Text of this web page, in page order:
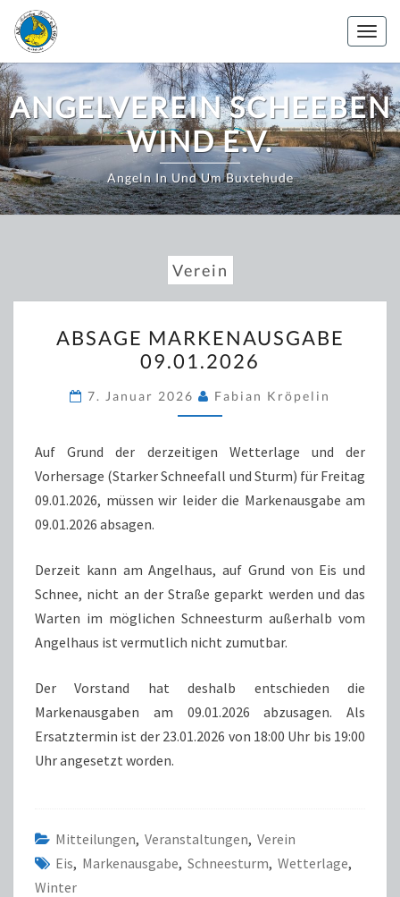
Zum
Inhalt
springen
ANGELVEREIN SCHEEBEN
WIND E.V.
Angeln In Und Um Buxtehude
Verein
MARKENAUSGABE
09.01.2026
ABSAGE MARKENAUSGABE
09.01.2026
7. Januar 2026 Fabian Kröpelin
Auf Grund der derzeitigen Wetterlage und der
Vorhersage (Starker Schneefall und Sturm) für Freitag
09.01.2026, müssen wir leider die Markenausgabe am
09.01.2026 absagen.
Derzeit kann am Angelhaus, auf Grund von Eis und
Schnee, nicht an der Straße geparkt werden und das
Warten im möglichen Schneesturm außerhalb vom
Angelhaus ist vermutlich nicht zumutbar.
Der Vorstand hat deshalb entschieden die
Markenausgaben am 09.01.2026 abzusagen. Als
Ersatztermin ist der 23.01.2026 von 18:00 Uhr bis 19:00
Uhr angesetzt worden.
Mitteilungen, Veranstaltungen, Verein
Eis, Markenausgabe, Schneesturm, Wetterlage,
Winter